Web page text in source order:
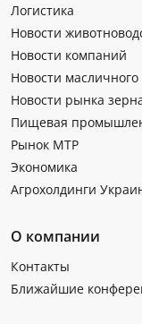
Логистика
Новости
Новости компаний
Новости
Новости рынка
Пищевая
Рынок МТР
Экономика
Агрохолдинги
О компании
Контакты
Ближайшие